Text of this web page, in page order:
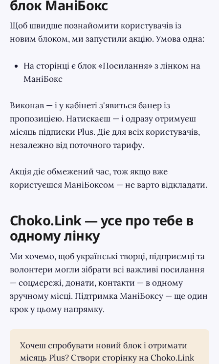
блок МаніБокс
Щоб швидше познайомити користувачів із
новим блоком, ми запустили акцію. Умова одна:
На сторінці є блок «Посилання» з лінком на
МаніБокс
Виконав — і у кабінеті з'явиться банер із
пропозицією. Натискаєш — і одразу отримуєш
місяць підписки Plus. Діє для всіх користувачів,
незалежно від поточного тарифу.
Акція діє обмежений час, тож якщо вже
користуєшся МаніБоксом — не варто відкладати.
Choko.Link — усе про тебе в
одному лінку
Ми хочемо, щоб українські творці, підприємці та
волонтери могли зібрати всі важливі посилання
— соцмережі, донати, контакти — в одному
зручному місці. Підтримка МаніБоксу — ще один
крок у цьому напрямку.
Хочеш спробувати новий блок і отримати
місяць Plus? Створи сторінку на Choko.Link